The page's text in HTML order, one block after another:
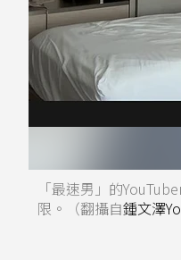
「最速男」的
限。（翻攝自鍾文澤